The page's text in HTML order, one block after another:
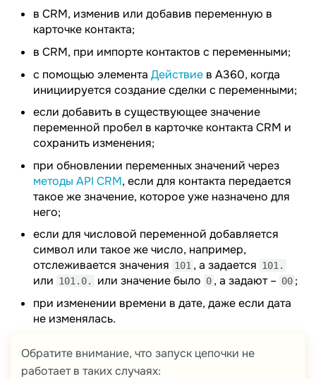
в CRM, изменив или добавив переменную в
карточке контакта;
в CRM, при импорте контактов с переменными;
с помощью элемента Действие в А360, когда
инициируется создание сделки с переменными;
если добавить в существующее значение
переменной пробел в карточке контакта CRM и
сохранить изменения;
при обновлении переменных значений через
методы API CRM, если для контакта передается
такое же значение, которое уже назначено для
него;
если для числовой переменной добавляется
символ или такое же число, например,
отслеживается значения 101 , а задается 101.
или 101.0. или значение было 0 , а задают – 00 ;
при изменении времени в дате, даже если дата
не изменялась.
Обратите внимание, что запуск цепочки не
работает в таких случаях: